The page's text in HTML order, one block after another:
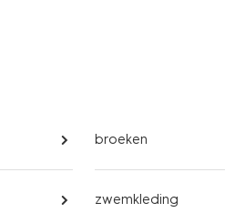
broeken
zwemkleding